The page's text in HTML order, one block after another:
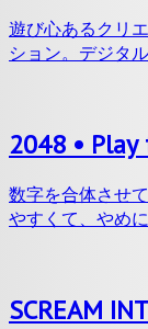
遊び心あるクリ
ション。デジタ
2048 •
数字を合体させ
やすくて、やめに
SCREAM